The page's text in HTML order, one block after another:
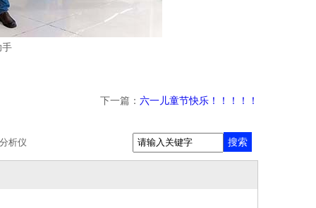
下一篇： 六一儿童节快乐！！！！！
析仪 搜索